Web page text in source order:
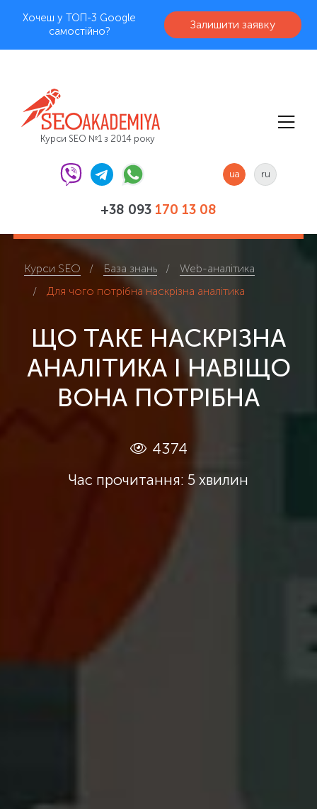
Хочеш у ТОП-3 Google
самостійно?
Залишити заявку
Курси SEO №1 з 2014 року
+38 093 170 13 08
ua ru
Курси SEO База знань
Web-аналітика
Для чого потрібна наскрізна аналітика
ЩО ТАКЕ НАСКРІЗНА
АНАЛІТИКА І НАВІЩО
ВОНА ПОТРІБНА
4374
Час прочитання: 5 хвилин